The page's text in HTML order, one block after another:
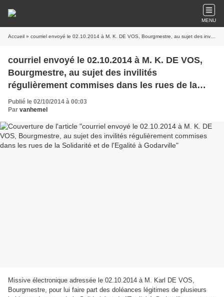
MENU
Accueil » courriel envoyé le 02.10.2014 à M. K. DE VOS, Bourgmestre, au sujet des invilités régulièrement commises dans les rues de la Solidarité et de l'Egalité à Godarville
courriel envoyé le 02.10.2014 à M. K. DE VOS,
Bourgmestre, au sujet des invilités
régulièrement commises dans les rues de la
Solidarité et de l'Egalité à Godarville
Publié le 02/10/2014 à 00:03
Par vanhemel
Missive électronique adressée le 02.10.2014 à M. Karl DE VOS,
Bourgmestre, pour lui faire part des doléances légitimes de plusieurs